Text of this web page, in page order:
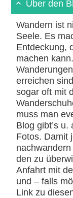
Über den
Wandern ist
Seele. Es
Entdeckung,
machen
erreichen
sogar oft mit
muss man
Blog gibt’s
Fotos. Damit
den zu
Anfahrt mit
und – falls
Link zu